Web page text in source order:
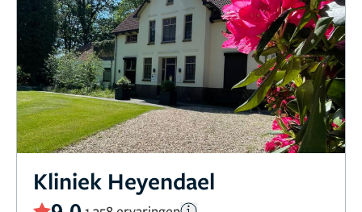
Kliniek Heyendael